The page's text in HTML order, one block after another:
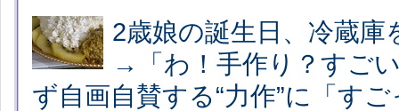
2歳娘の誕生日、冷蔵庫
→「わ！手作り？すご
ず自画自賛する“力作”に「す